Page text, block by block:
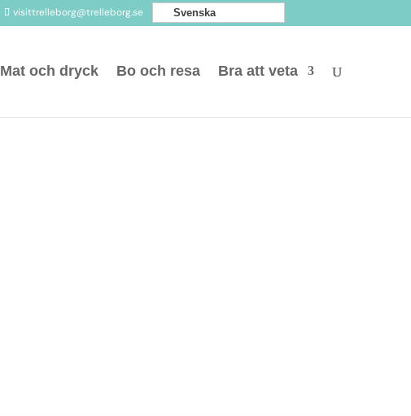
Svenska
visittrelleborg@trelleborg.se
Mat och dryck Bo och resa Bra att veta